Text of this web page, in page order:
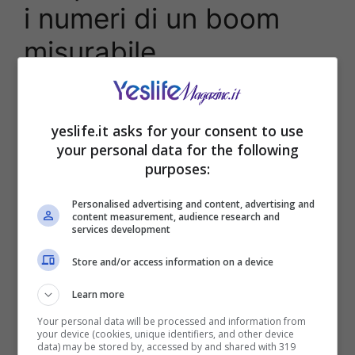
i numeri di un boom
misurabile
Titolo in sala tra i più visti nelle prime settimane
del 2022 per la commedia italiana. Tenuta in
programmazione oltre il periodo festivo, con
yeslife.it asks for your consent to use
your personal data for the following
purposes:
Personalised advertising and content, advertising and
content measurement, audience research and
services development
Store and/or access information on a device
Learn more
Your personal data will be processed and information from
your device (cookies, unique identifiers, and other device
data) may be stored by, accessed by and shared with 319